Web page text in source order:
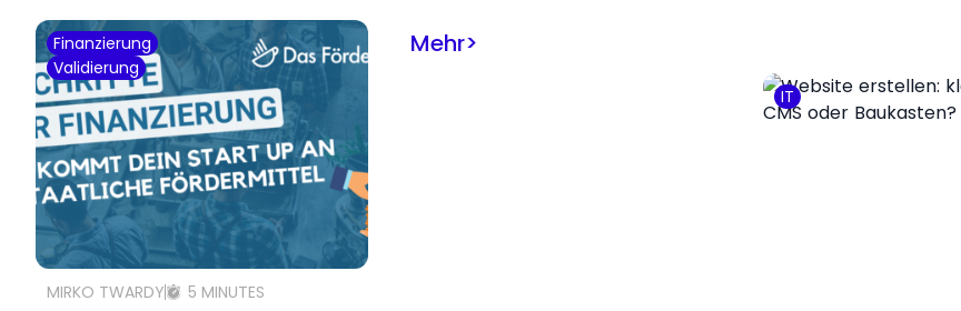
Finanzierung
Validierung
MIRKO TWARDY 5 MINUTES
Mehr>
IT